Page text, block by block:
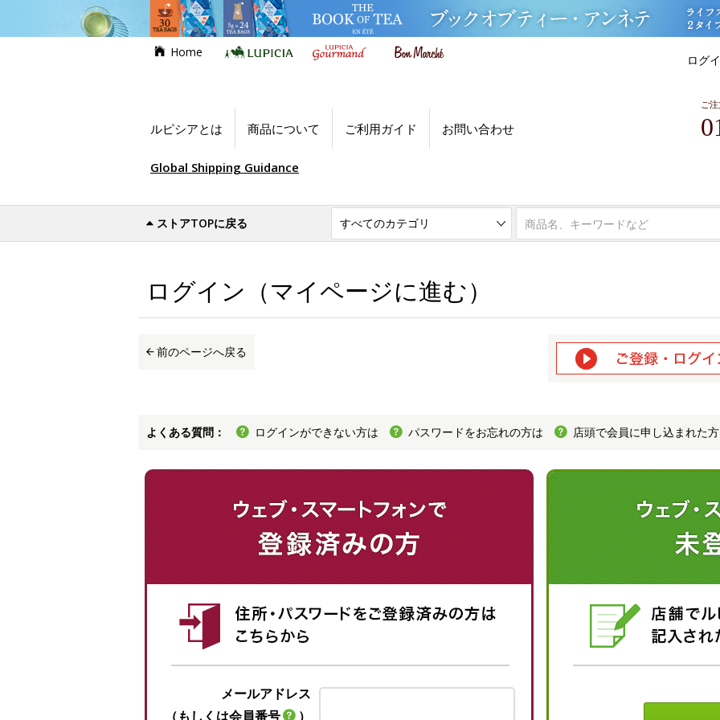
Home
ログ
ルピシアとは 商品について ご利用ガイド お問い合わせ
ご
Global Shipping Guidance
ストアTOPに戻る
世界のお茶専門店ルピシア ログイン（マイページに進む）
ログイン（マイページに進む）
前のページへ戻る
よくある質問： ログインができない方は パスワードをお忘れの方は 店頭で会員に申し込まれた
メールアドレス
（もしくは会員番号
）